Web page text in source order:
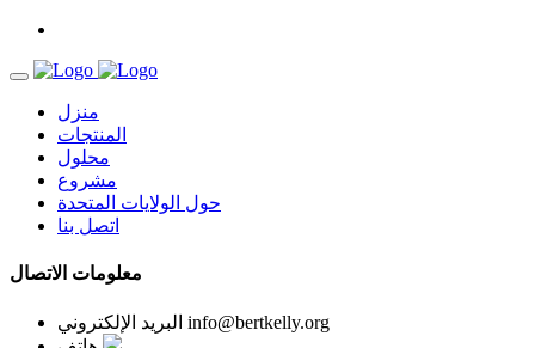
منزل
المنتجات
محلول
مشروع
حول الولايات المتحدة
اتصل بنا
معلومات الاتصال
البريد الإلكتروني info@bertkelly.org